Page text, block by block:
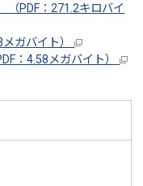
（PDF：271.2キロバイ
メガバイト）
：4.58メガバイト）